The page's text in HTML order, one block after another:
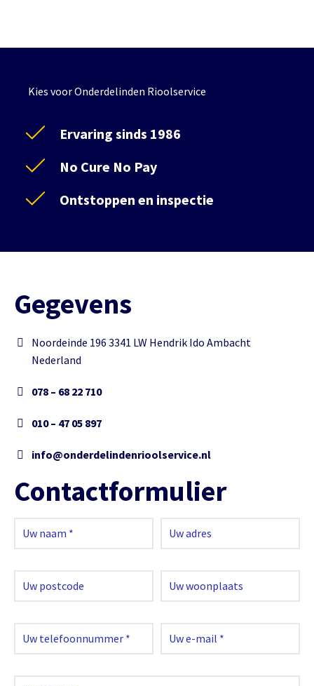
Kies voor Onderdelinden Rioolservice
Ervaring sinds 1986
No Cure No Pay
Ontstoppen en inspectie
Gegevens
Noordeinde 196 3341 LW Hendrik Ido Ambacht
Nederland
078 – 68 22 710
010 – 47 05 897
info@onderdelindenrioolservice.nl
Contactformulier